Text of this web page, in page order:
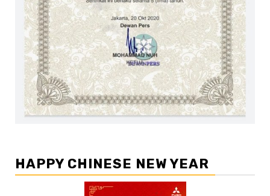
HAPPY CHINESE NEW YEAR